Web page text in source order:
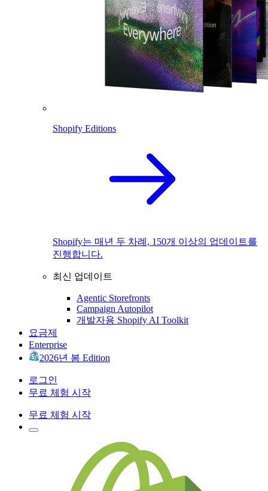
Shopify Editions
Shopify는 매년 두 차례, 150개 이상의 업데이트를
진행합니다.
최신 업데이트
Agentic Storefronts
Campaign Autopilot
개발자용 Shopify AI Toolkit
요금제
Enterprise
2026년 봄 Edition
로그인
무료 체험 시작
무료 체험 시작